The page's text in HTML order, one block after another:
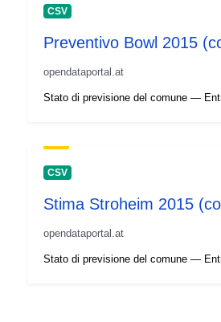
CSV
Preventivo Bowl 2015
opendataportal.at
Stato di previsione del comune —
CSV
Stima Stroheim 2015
opendataportal.at
Stato di previsione del comune —